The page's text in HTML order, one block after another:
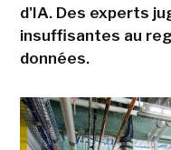
d'IA. Des experts
insuffisantes au
données.